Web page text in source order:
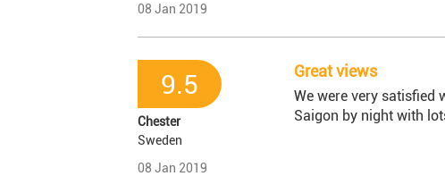
08 Jan 2019
9.5
Chester
Sweden
08 Jan 2019
Great views
We were very satisfied
Saigon by night with